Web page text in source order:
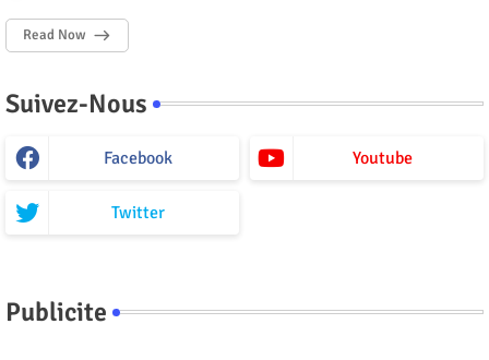
Read Now
Suivez-Nous
Facebook Youtube
Twitter
Publicite